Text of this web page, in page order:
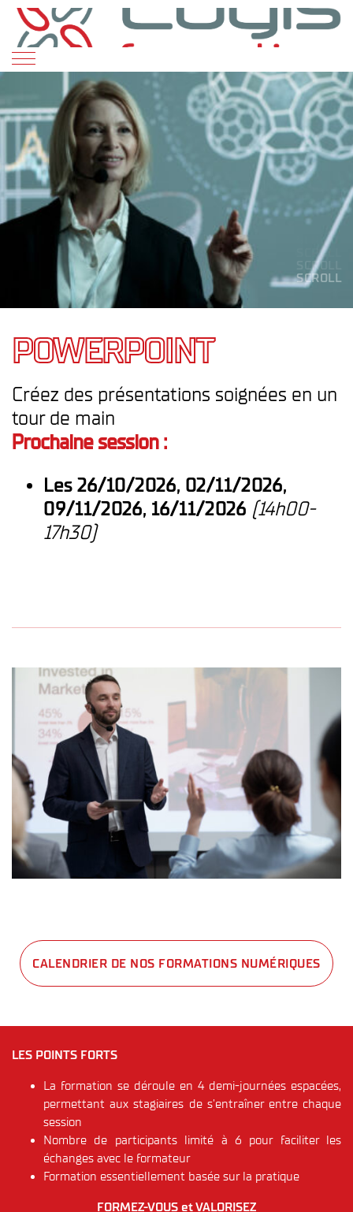
SCROLL
SCROLL
SCROLL
SCROLL
SCROLL
POWERPOINT
Créez des présentations soignées en un
tour de main
Prochaine session :
Les 26/10/2026, 02/11/2026,
09/11/2026, 16/11/2026 (14h00-
17h30)
CALENDRIER DE NOS FORMATIONS NUMÉRIQUES
LES POINTS FORTS
La formation se déroule en 4 demi-journées espacées,
permettant aux stagiaires de s’entraîner entre chaque
session
Nombre de participants limité à 6 pour faciliter les
échanges avec le formateur
Formation essentiellement basée sur la pratique
FORMEZ-VOUS et VALORISEZ